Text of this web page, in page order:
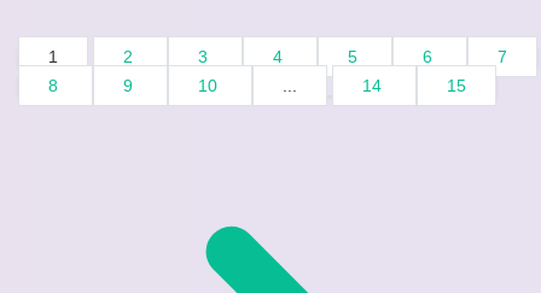
1 2 3 4 5 6
7
8
9 10 14 15